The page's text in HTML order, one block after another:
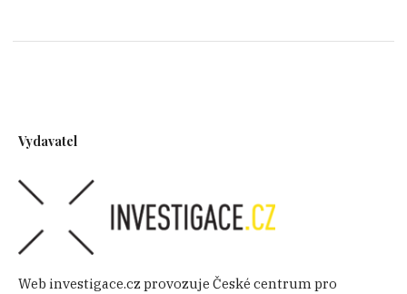
Vydavatel
Web investigace.cz provozuje České centrum pro